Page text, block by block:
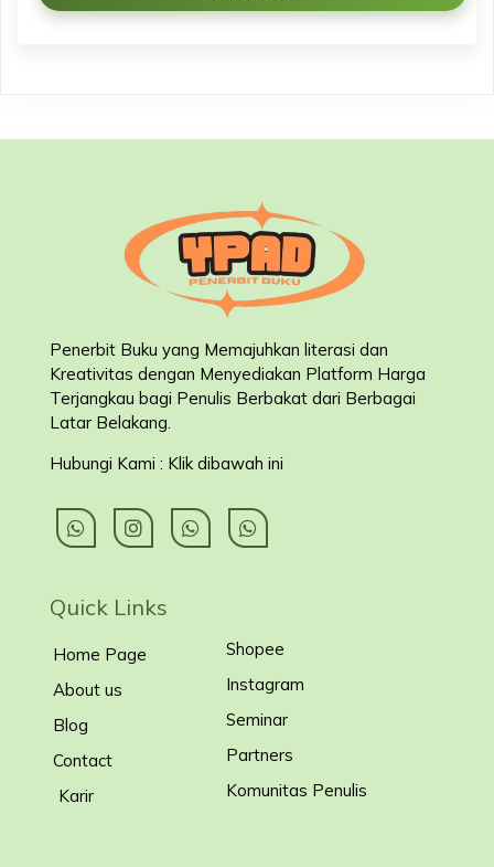
Penerbit Buku yang Memajuhkan literasi dan
Kreativitas dengan Menyediakan Platform Harga
Terjangkau bagi Penulis Berbakat dari Berbagai
Latar Belakang
Hubungi Kami : Klik dibawah ini
Quick Links
Home Page
About us
Blog
Contact
Karir
Shopee
Instagram
Seminar
Partners
Komunitas Penulis